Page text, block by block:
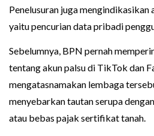
Penelusuran juga mengindikasikan
yaitu pencurian data pribadi
Sebelumnya, BPN pernah
tentang akun palsu di TikTok dan
mengatasnamakan lembaga
menyebarkan tautan serupa
atau bebas pajak sertifikat tanah.